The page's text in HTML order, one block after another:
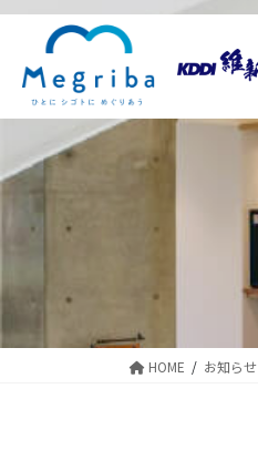
コ
ツ
移
ナ
シ
ン
HOME お知らせ